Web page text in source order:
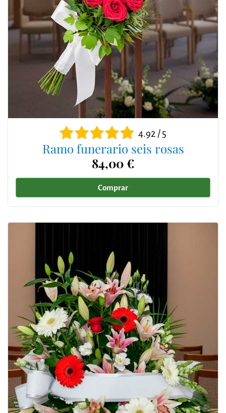
4.92 / 5
Ramo funerario seis rosas
84,00 €
Comprar